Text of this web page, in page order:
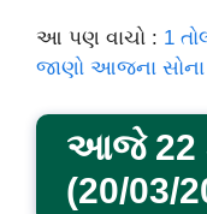
આ પણ વાચો : 1
જાણો આજના સોના
આજે 22
(20/03/